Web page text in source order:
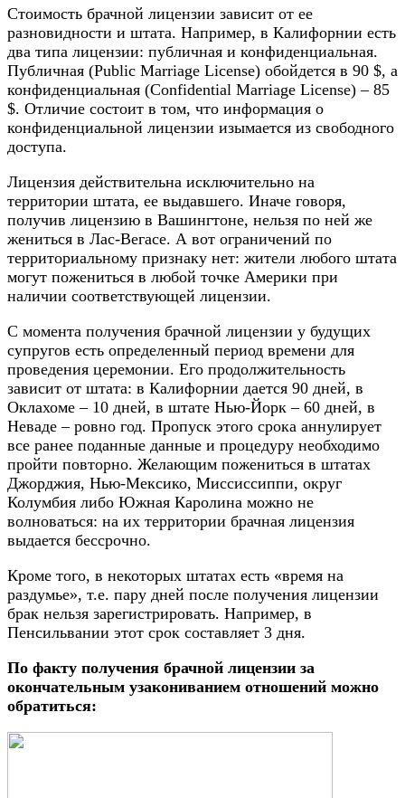
Стоимость брачной лицензии зависит от ее
разновидности и штата. Например, в Калифорнии есть
два типа лицензии: публичная и конфиденциальная.
Публичная (Public Marriage License) обойдется в 90 $, а
конфиденциальная (Confidential Marriage License) – 85
$. Отличие состоит в том, что информация о
конфиденциальной лицензии изымается из свободного
доступа.
Лицензия действительна исключительно на
территории штата, ее выдавшего. Иначе говоря,
получив лицензию в Вашингтоне, нельзя по ней же
жениться в Лас-Вегасе. А вот ограничений по
территориальному признаку нет: жители любого штата
могут пожениться в любой точке Америки при
наличии соответствующей лицензии.
С момента получения брачной лицензии у будущих
супругов есть определенный период времени для
проведения церемонии. Его продолжительность
зависит от штата: в Калифорнии дается 90 дней, в
Оклахоме – 10 дней, в штате Нью-Йорк – 60 дней, в
Неваде – ровно год. Пропуск этого срока аннулирует
все ранее поданные данные и процедуру необходимо
пройти повторно. Желающим пожениться в штатах
Джорджия, Нью-Мексико, Миссиссиппи, округ
Колумбия либо Южная Каролина можно не
волноваться: на их территории брачная лицензия
выдается бессрочно.
Кроме того, в некоторых штатах есть «время на
раздумье», т.е. пару дней после получения лицензии
брак нельзя зарегистрировать. Например, в
Пенсильвании этот срок составляет 3 дня.
По факту получения брачной лицензии за
окончательным узакониванием отношений можно
обратиться: